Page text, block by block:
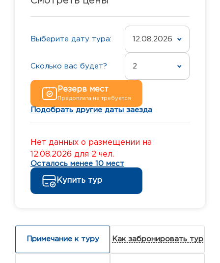
Выберите дату тура: 12.08.2026
Сколько вас будет? 2
Резерв мест
Предоплата не требуется
Подобрать другие даты заезда
Нет данных о размещении на
12.08.2026 для 2 чел.
Осталось менее 10 мест
Купить тур
Примечание к туру Как забронировать тур